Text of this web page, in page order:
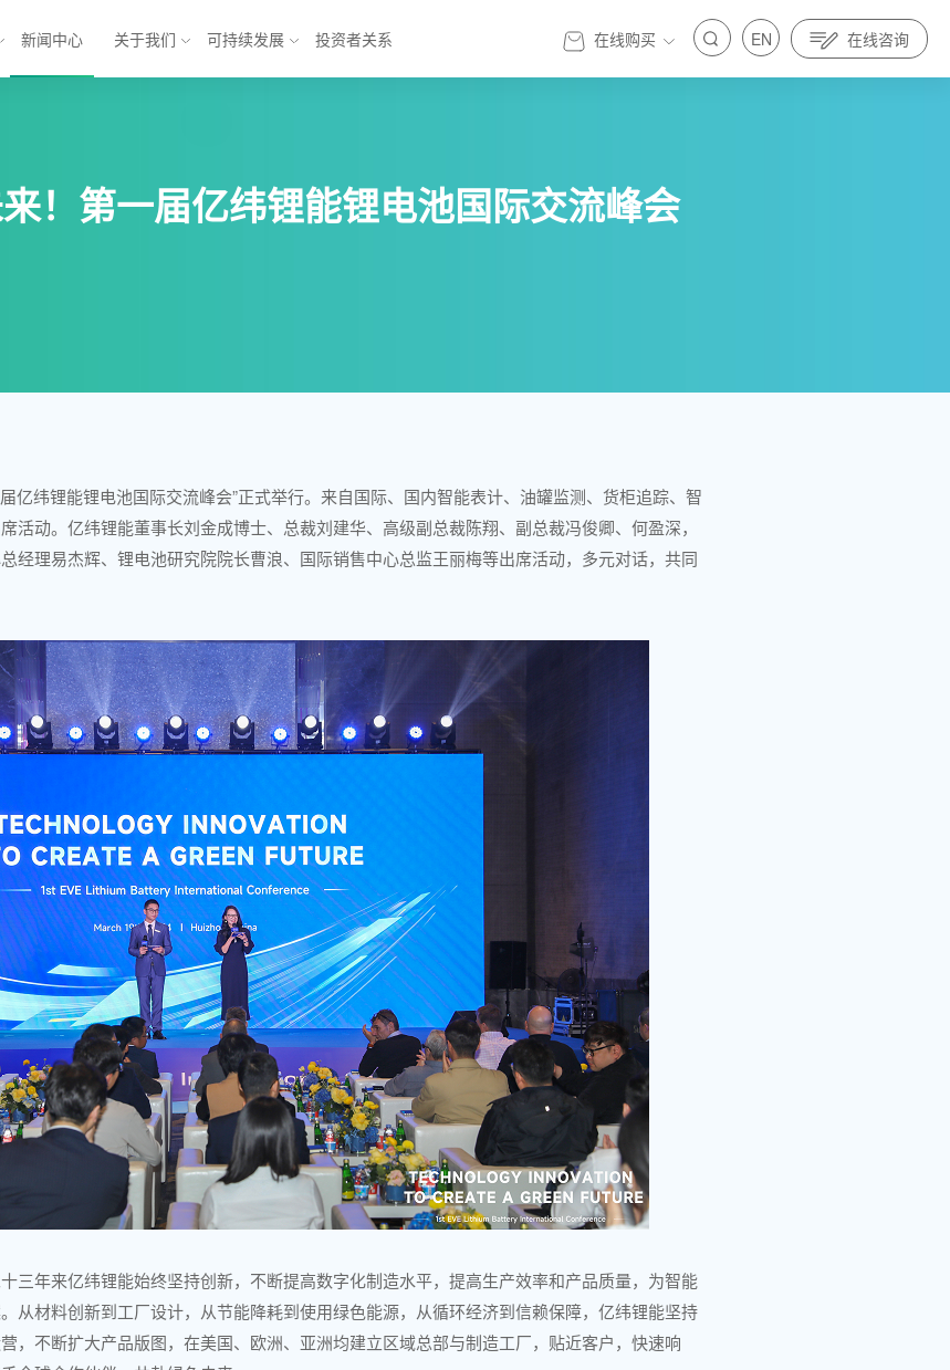
新闻中心 关于我们 可持续发展 投资者关系 在线购买 EN 在线咨询
方形三元电池
产业发展 标准先行｜亿纬锂能金源机器人全面参与制定人
乘用车
商业应用
产业发展 标准先行｜亿纬锂能金源机器人全面参与制定人
！第一届亿纬锂能锂电池国际交流峰会
纬锂能锂电池国际交流峰会”正式举行。来自国际、国内智能表计、油罐监测、货柜追踪、智
活动。亿纬锂能董事长刘金成博士、总裁刘建华、高级副总裁陈翔、副总裁冯俊卿、何盈深，
经理易杰辉、锂电池研究院院长曹浪、国际销售中心总监王丽梅等出席活动，多元对话，共同
三年来亿纬锂能始终坚持创新，不断提高数字化制造水平，提高生产效率和产品质量，为智能
从材料创新到工厂设计，从节能降耗到使用绿色能源，从循环经济到信赖保障，亿纬锂能坚持
，不断扩大产品版图，在美国、欧洲、亚洲均建立区域总部与制造工厂，贴近客户，快速响